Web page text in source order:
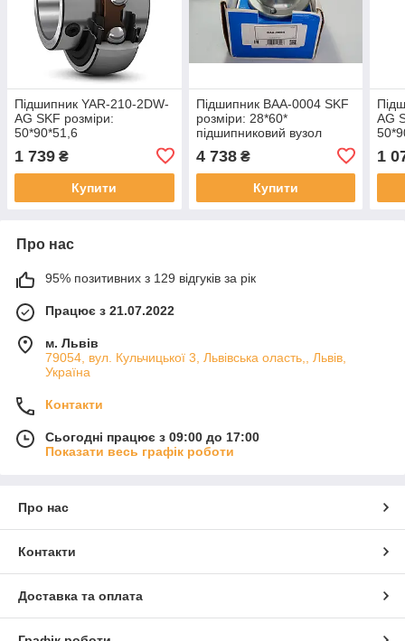
Підшипник YAR-210-2DW-
AG SKF розміри:
50*90*51,6
закріплювальний типу UC
1 739 ₴
Купити
Підшипник BAA-0004 SKF
розміри: 28*60*
підшипниковий вузол
4 738₴
Купити
AG
1
Про нас
95% позитивних з 129 відгуків за рік
Працює з 21.07.2022
м. Львів
79054, вул. Кульчицької 3, Львівська оласть,, Львів,
Україна
Контакти
Сьогодні працює з 09:00 до 17:00
Показати весь графік роботи
Про нас
Контакти
Доставка та оплата